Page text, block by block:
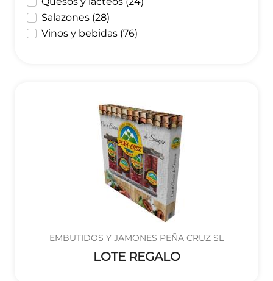
Salazones (28)
Vinos y bebidas (76)
EMBUTIDOS Y JAMONES PEÑA CRUZ SL
LOTE REGALO